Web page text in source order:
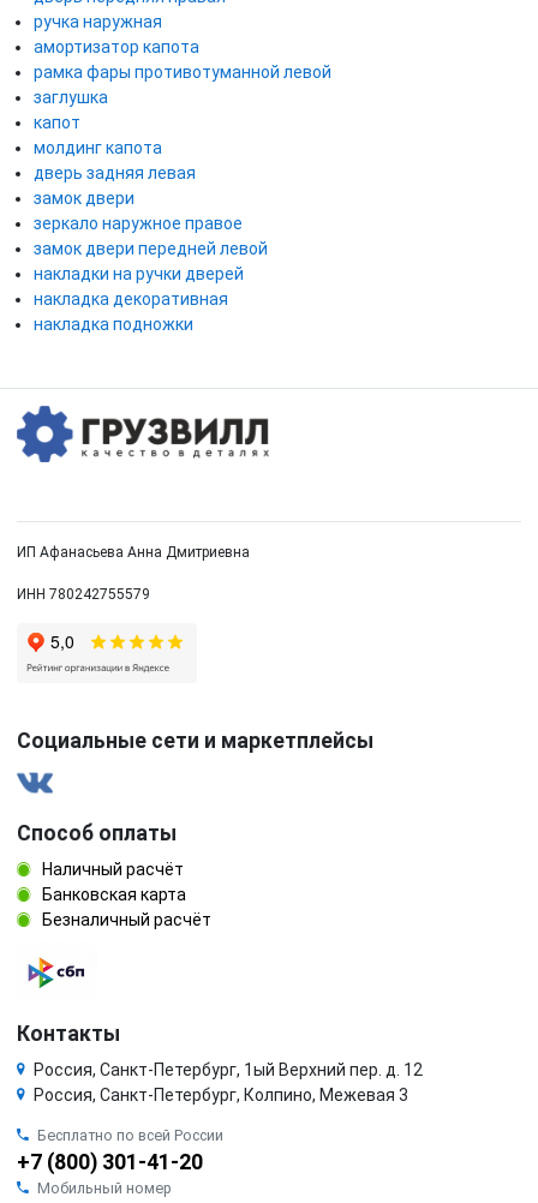
ручка наружная
амортизатор капота
рамка фары противотуманной левой
заглушка
капот
молдинг капота
дверь задняя левая
замок двери
зеркало наружное правое
замок двери передней левой
накладки на ручки дверей
накладка декоративная
накладка подножки
ИП Афанасьева Анна Дмитриевна
ИНН 780242755579
Социальные сети и маркетплейсы
Способ оплаты
Наличный расчёт
Банковская карта
Безналичный расчёт
Контакты
Россия, Санкт-Петербург, 1ый Верхний пер. д. 12
Россия, Санкт-Петербург, Колпино, Межевая 3
Бесплатно по всей России
+7 (800) 301-41-20
Мобильный номер